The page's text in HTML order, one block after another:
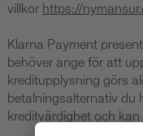
villkor https://
Klarna Payment
behöver ange för att
kreditupplysning görs
betalningsalternativ du
kreditvärdighet och